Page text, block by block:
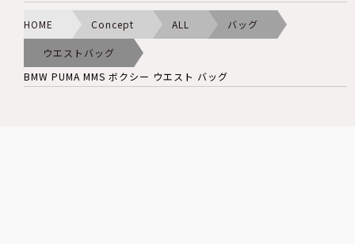
HOME Concept ALL バッグ
ウエストバッグ
BMW PUMA MMS ボクシー ウエスト バッグ